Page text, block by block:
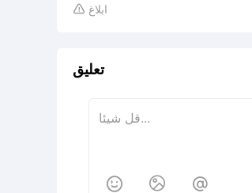
 ابلاغ
تعليق
  